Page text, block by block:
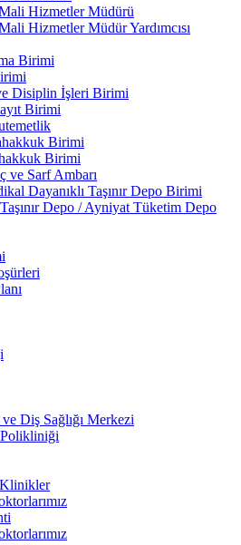
Hizmetler Müdürü
Hizmetler Müdür Yardımcısı
Birimi
Disiplin İşleri Birimi
Birimi
Birimi
Birimi
ve Sarf Ambarı
Dayanıklı Taşınır Depo Birimi
Depo / Ayniyat Tüketim Depo
Diş Sağlığı Merkezi